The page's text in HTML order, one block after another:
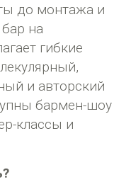
до монтажа и
на
гибкие
и авторский
бармен-шоу
классы и